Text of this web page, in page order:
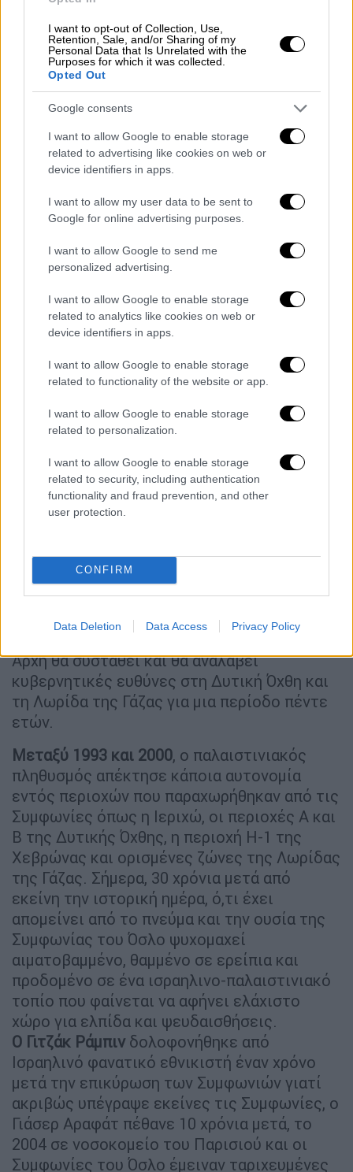
I want to opt-out of Collection, Use,
Retention, Sale, and/or Sharing of my
Personal Data that Is Unrelated with the
Purposes for which it was collected.
Opted Out
Google consents
I want to allow Google to enable storage
related to advertising like cookies on web or
device identifiers in apps.
I want to allow my user data to be sent to
Google for online advertising purposes.
I want to allow Google to send me
personalized advertising.
I want to allow Google to enable storage
related to analytics like cookies on web or
device identifiers in apps.
I want to allow Google to enable storage
related to functionality of the website or app.
I want to allow Google to enable storage
related to personalization.
I want to allow Google to enable storage
related to security, including authentication
functionality and fraud prevention, and other
user protection.
CONFIRM
Data Deletion Data Access Privacy Policy
Γιτζάκ Ράμπιν και Γιάσερ Αραφάτ υπό το βλέμμα του
Πλανητάρχη Κλίντον. /copyright Ap Photos
»Το “Όσλο” ήταν πλήρης καταστροφή
Χώρισε τις παλαιστινιακές περιοχές σε τρία
τμήματα. Στην αρχή, οι Συμφωνίες ήταν η
ευκαιρία για τους Παλαιστίνιους να
ιδρύσουν το δικό τους ανεξάρτητο κράτος
και να απελευθερωθούν. Αλλά η
πραγματικότητα μετέτρεψε αυτή την ελπίδα
σε απογοήτευση. Στην πραγματικότητα, όλες
οι υποσχέσεις που περιλαμβάνονται στη
Συμφωνία δεν υλοποιήθηκαν ποτέ».
Η πρώτη Συμφωνία πρόσωπο με
πρόσωπο...
Να σημειώσουμε ότι σε γενικές γραμμές τα
εξής: Οι Συμφωνίες του Όσλο ήταν μια
προσπάθεια, που άρχισε το 1993 για να
δημιουργηθεί πλαίσιο μέσα στο οποίο θα
αναζητείτο η λύση για τη συνεχιζόμενη
ισραηλινοπαλαιστινιακή σύγκρουση· ήταν η
πρώτη, πρόσωπο με πρόσωπο, Συμφωνία
μεταξύ της κυβέρνησης του Ισραήλ και της
Οργάνωσης για την Απελευθέρωση της
την PLO ως εκπρόσωπο των Παλαιστινίων
και η PLO αποκήρυσσε την τρομοκρατία και
αναγνώριζε το δικαίωμα του Ισραήλ να
υπάρχει ειρηνικά ως κράτος. Και οι δύο
Αρχή θα συσταθεί και θα αναλάβει
κυβερνητικές ευθύνες στη Δυτική Όχθη και
τη Λωρίδα της Γάζας για μια περίοδο πέντε
ετών.
Μεταξύ 1993 και 2000, ο παλαιστινιακός
πληθυσμός απέκτησε κάποια αυτονομία
εντός περιοχών που παραχωρήθηκαν από τις
Συμφωνίες όπως η Ιεριχώ, οι περιοχές Α και
Β της Δυτικής Όχθης, η περιοχή H-1 της
Χεβρώνας και ορισμένες ζώνες της Λωρίδας
της Γάζας. Σήμερα, 30 χρόνια μετά από
εκείνη την ιστορική ημέρα, ό,τι έχει
απομείνει από το πνεύμα και την ουσία της
Συμφωνίας του Όσλο ψυχομαχεί
αιματοβαμμένο, θαμμένο σε ερείπια και
προδομένο σε ένα ισραηλινο-παλαιστινιακό
τοπίο που φαίνεται να αφήνει ελάχιστο
χώρο για ελπίδα και ψευδαισθήσεις.
Ο Γιτζάκ Ράμπιν δολοφονήθηκε από
Ισραηλινό φανατικό εθνικιστή έναν χρόνο
μετά την επικύρωση των Συμφωνιών γιατί
ακριβώς υπέγραψε εκείνες τις Συμφωνίες, ο
Γιάσερ Αραφάτ πέθανε 10 χρόνια μετά, το
2004 σε νοσοκομείο του Παρισιού και οι
Συμφωνίες του Όσλο έμειναν ταριχευμένες